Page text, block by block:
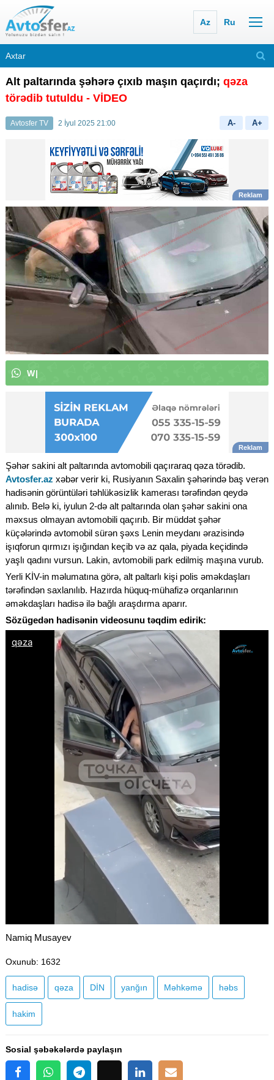
Az Ru
Alt paltarında şəhərə çıxıb maşın qaçırdı; qəza
törədib tutuldu - VİDEO
Avtosfer TV 2 İyul 2025 21:00 A- A+
Wh
Şəhər sakini alt paltarında avtomobili qaçıraraq qəza törədib.
Avtosfer.az xəbər verir ki, Rusiyanın Saxalin şəhərində baş verən
hadisənin görüntüləri təhlükəsizlik kamerası tərəfindən qeydə
alınıb. Belə ki, iyulun 2-də alt paltarında olan şəhər sakini ona
məxsus olmayan avtomobili qaçırıb. Bir müddət şəhər
küçələrində avtomobil sürən şəxs Lenin meydanı ərazisində
işıqforun qırmızı işığından keçib və az qala, piyada keçidində
yaşlı qadını vursun. Lakin, avtomobili park edilmiş maşına vurub.
Yerli KİV-in məlumatına görə, alt paltarlı kişi polis əməkdaşları
tərəfindən saxlanılıb. Hazırda hüquq-mühafizə orqanlarının
əməkdaşları hadisə ilə bağlı araşdırma aparır.
Sözügedən hadisənin videosunu təqdim edirik:
Namiq Musayev
Oxunub: 1632
hadisə qəza DİN yanğın Məhkəmə həbs
hakim
Sosial şəbəkələrdə paylaşın